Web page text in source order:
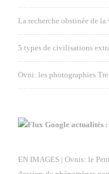
La recherche obstinée de la
5 types de civilisations
Ovni: les photographies
Google actualités
EN IMAGES | Ovnis: le